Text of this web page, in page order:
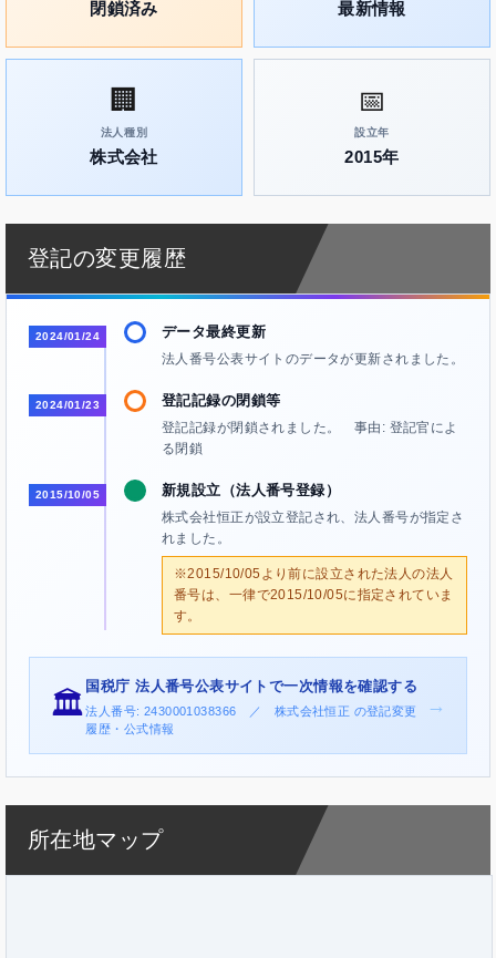
閉鎖済み 最新情報
🏢
法人種別
株式会社
📅
設立年
2015年
登記の変更履歴
2024/01/24 データ最終更新
法人番号公表サイトのデータが更新されました。
2024/01/23 登記記録の閉鎖等
登記記録が閉鎖されました。 事由: 登記官によ
る閉鎖
2015/10/05 新規設立（法人番号登録）
株式会社恒正が設立登記され、法人番号が指定さ
れました。
※2015/10/05より前に設立された法人の法人
番号は、一律で2015/10/05に指定されていま
す。
🏛️
国税庁 法人番号公表サイトで一次情報を確認する
法人番号: 2430001038366 ／ 株式会社恒正 の登記変更
履歴・公式情報
→
所在地マップ